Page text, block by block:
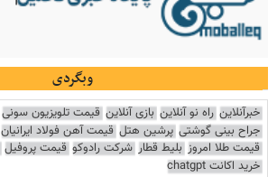
وبگردی
خبرآنلاین راه نو آنلاین بازی آنلاین قیمت تلویزیون سونی
جراح بینی گوشتی پرشین هتل قیمت آهن فولاد ایرانیان
قیمت طلا امروز بلیط قطار شرکت رادوکو قیمت پروفیل
خرید اکانت chatgpt